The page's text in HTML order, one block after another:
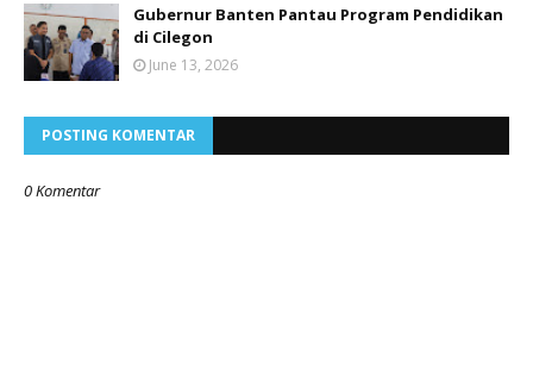
Gubernur Banten Pantau Program Pendidikan
di Cilegon
June 13, 2026
POSTING KOMENTAR
0 Komentar